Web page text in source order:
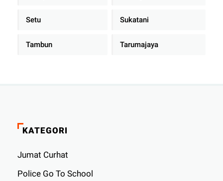
Setu Sukatani
Tambun Tarumajaya
KATEGORI
Jumat Curhat
Police Go To School